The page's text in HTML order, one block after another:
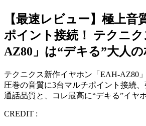
【最速レビュー】極上音
ポイント接続！ テクニ
AZ80」は“デキる”大人
テクニクス新作イヤホン「EAH-AZ80
圧巻の音質に3台マルチポイント接続
通話品質と、コレ最高に“デキる”イヤ
CREDIT :